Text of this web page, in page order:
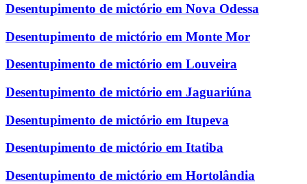
Desentupimento de mictório em Nova Odessa
Desentupimento de mictório em Monte Mor
Desentupimento de mictório em Louveira
Desentupimento de mictório em Jaguariúna
Desentupimento de mictório em Itupeva
Desentupimento de mictório em Itatiba
Desentupimento de mictório em Hortolândia